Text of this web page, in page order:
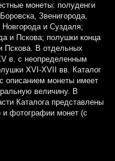
монеты: полуденги
Звенигорода,
и Суздаля;
и Пскова; полушки конца
Пскова. В отдельных
в. с неопределенным
XVI-XVII вв. Каталог
описанием монеты имеет
величину. В
Каталога представлены
и фотографии монет (с